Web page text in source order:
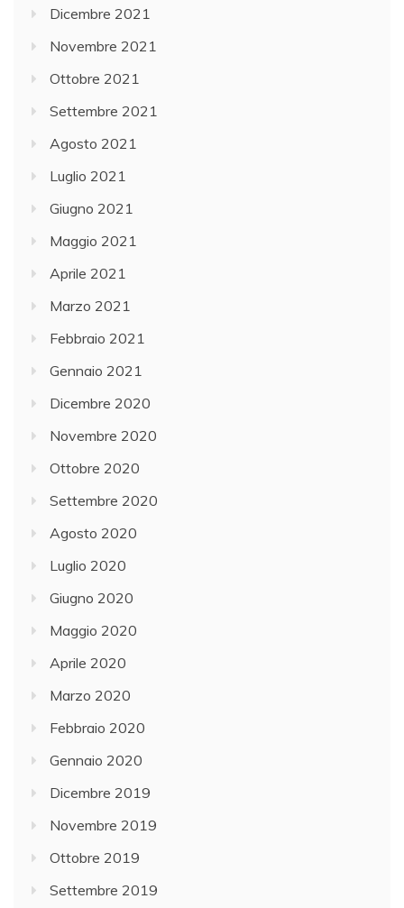
Dicembre 2021
Novembre 2021
Ottobre 2021
Settembre 2021
Agosto 2021
Luglio 2021
Giugno 2021
Maggio 2021
Aprile 2021
Marzo 2021
Febbraio 2021
Gennaio 2021
Dicembre 2020
Novembre 2020
Ottobre 2020
Settembre 2020
Agosto 2020
Luglio 2020
Giugno 2020
Maggio 2020
Aprile 2020
Marzo 2020
Febbraio 2020
Gennaio 2020
Dicembre 2019
Novembre 2019
Ottobre 2019
Settembre 2019